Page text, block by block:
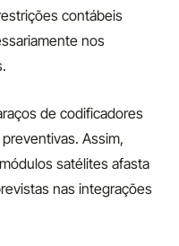
contábeis
nos
de codificadores
Assim,
satélites afasta
nas integrações